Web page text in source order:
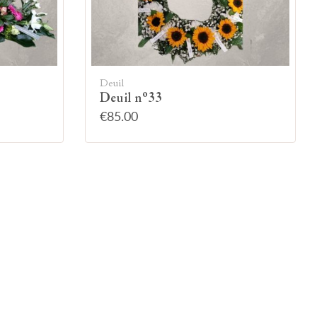
Deuil
Deuil n°33
€85.00